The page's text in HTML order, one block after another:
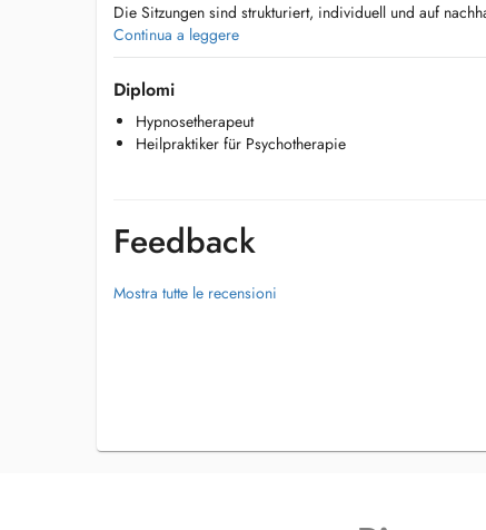
Die Sitzungen sind strukturiert, individuell und auf
Bitte informieren Sie sich vor Ihrer ersten
Arbeitsweise und die Voraussetzungen auf
Continua a leggere
Diplomi
Hypnosetherapeut
Heilpraktiker für Psychotherapie
Feedback
Mostra tutte le recensioni